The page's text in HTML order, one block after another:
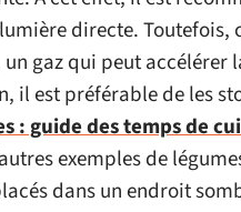
directe. Toutefois,
gaz qui peut accélérer
il est préférable de les
: guide des temps de
exemples de
dans un endroit